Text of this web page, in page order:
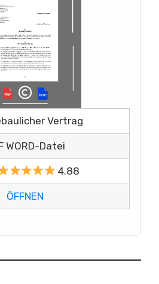
Vertrag
WORD-Datei
4.88
ÖFFNEN